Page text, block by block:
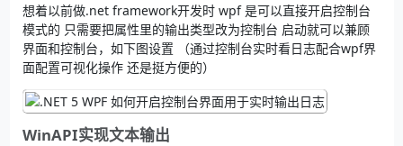
想着以前做.net framework开发时 wpf 是可以直接开启控制台
模式的 只需要把属性里的输出类型改为控制台 启动就可以兼顾
界面和控制台，如下图设置 （通过控制台实时看日志配合wpf界
面配置可视化操作 还是挺方便的）
WinAPI实现文本输出